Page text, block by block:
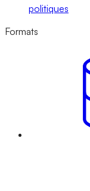
politiques
Formats